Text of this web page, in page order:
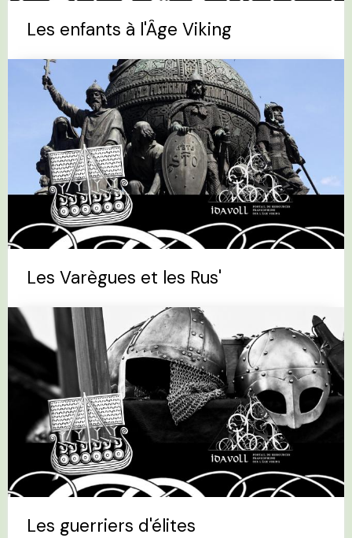
Les enfants à l'Âge Viking
Les Varègues et les Rus'
Les guerriers d'élites